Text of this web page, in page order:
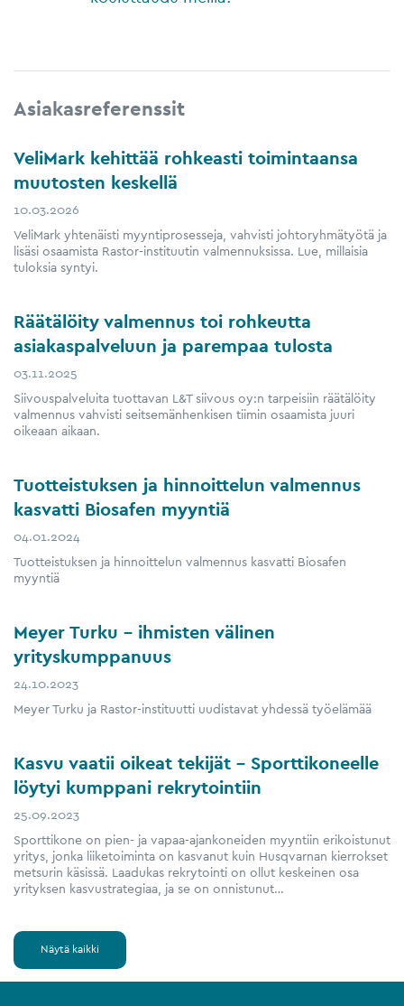
Asiakasreferenssit
VeliMark kehittää rohkeasti toimintaansa
muutosten keskellä
10.03.2026
VeliMark yhtenäisti myyntiprosesseja, vahvisti johtoryhmätyötä ja
lisäsi osaamista Rastor-instituutin valmennuksissa. Lue, millaisia
tuloksia syntyi.
Räätälöity valmennus toi rohkeutta
asiakaspalveluun ja parempaa tulosta
03.11.2025
Siivouspalveluita tuottavan L&T siivous oy:n tarpeisiin räätälöity
valmennus vahvisti seitsemänhenkisen tiimin osaamista juuri
oikeaan aikaan.
Tuotteistuksen ja hinnoittelun valmennus
kasvatti Biosafen myyntiä
04.01.2024
Tuotteistuksen ja hinnoittelun valmennus kasvatti Biosafen
myyntiä
Meyer Turku – ihmisten välinen
yrityskumppanuus
24.10.2023
Meyer Turku ja Rastor-instituutti uudistavat yhdessä työelämää
Kasvu vaatii oikeat tekijät – Sporttikoneelle
löytyi kumppani rekrytointiin
25.09.2023
Sporttikone on pien- ja vapaa-ajankoneiden myyntiin erikoistunut
yritys, jonka liiketoiminta on kasvanut kuin Husqvarnan kierrokset
metsurin käsissä. Laadukas rekrytointi on ollut keskeinen osa
yrityksen kasvustrategiaa, ja se on onnistunut…
Näytä kaikki